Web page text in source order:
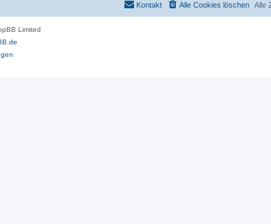
Alle
Alle Cookies löschen
Kontakt
Limited